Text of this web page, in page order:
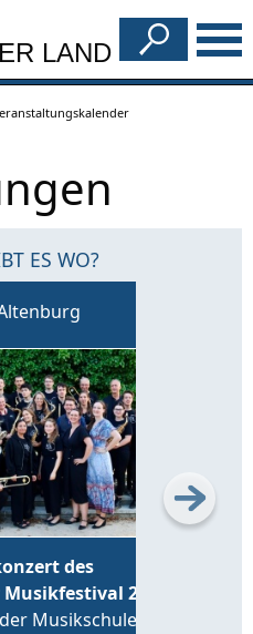
LAND
ES WO?
des
2026
Musikschule